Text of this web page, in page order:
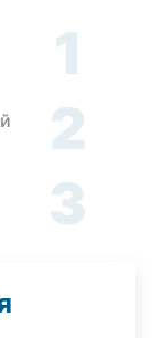
1
2
3